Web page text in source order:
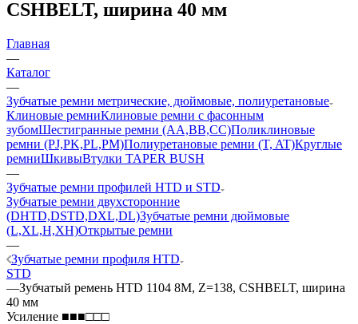
CSHBELT, ширина 40 мм
Главная
—
Каталог
—
Зубчатые ремни метрические, дюймовые, полиуретановые
Клиновые ремниКлиновые ремни с фасонным
зубомШестигранные ремни (AA,BB,CC)Поликлиновые
ремни (PJ,PK,PL,PM)Полиуретановые ремни (T, AT)Круглые
ремниШкивыВтулки TAPER BUSH
—
Зубчатые ремни профилей HTD и STD
Зубчатые ремни двухсторонние
(DHTD,DSTD,DXL,DL)Зубчатые ремни дюймовые
(L,XL,H,XH)Открытые ремни
—
Зубчатые ремни профиля HTD
STD
—Зубчатый ремень HTD 1104 8M, Z=138, CSHBELT, ширина
40 мм
Усиление ■■■□□□